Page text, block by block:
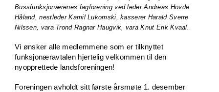
Bussfunksjonærenes fagforening ved leder Andreas Hovde
Håland, nestleder Kamil Lukomski, kasserer Harald Sverre
Nilssen, vara Trond Ragnar Haugvik, vara Knut Erik Kvaal.
Vi ønsker alle medlemmene som er tilknyttet
funksjonæravtalen hjertelig velkommen til den
nyopprettede landsforeningen!
Foreningen avholdt sitt første årsmøte 1. desember